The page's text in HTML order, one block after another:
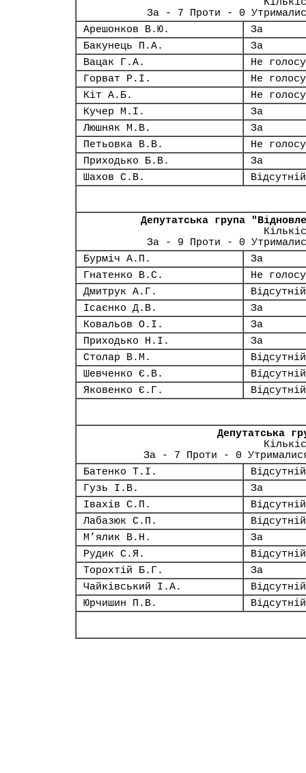
За - 7 Проти - 0
Арешонков В.Ю.
За
Бакунець П.А.
За
Вацак Г.А.
Не
Горват Р.І.
Не
Кіт А.Б.
Не
Кучер М.І.
За
Люшняк М.В.
За
Петьовка В.В.
Не
Приходько Б.В.
За
Шахов С.В.
Відсутній
Депутатська група
За - 9 Проти - 0
Бурміч А.П.
За
Гнатенко В.С.
Не
Дмитрук А.Г.
Відсутній
Ісаєнко Д.В.
За
Ковальов О.І.
За
Приходько Н.І.
За
Столар В.М.
Відсутній
Шевченко Є.В.
Відсутній
Яковенко Є.Г.
Відсутній
Депутатська
За - 7 Проти - 0
Батенко Т.І.
Відсутній
Гузь І.В.
За
Івахів С.П.
Відсутній
Лабазюк С.П.
Відсутній
М’ялик В.Н.
За
Рудик С.Я.
Відсутній
Торохтій Б.Г.
За
Чайківський І.А.
Відсутній
Юрчишин П.В.
Відсутній